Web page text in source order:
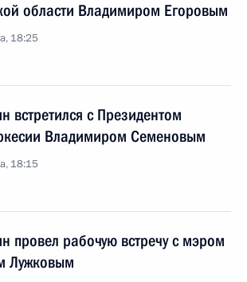
области Владимиром Егоровым
18:25
встретился с Президентом
Владимиром Семеновым
18:15
провел рабочую встречу с мэром
Лужковым